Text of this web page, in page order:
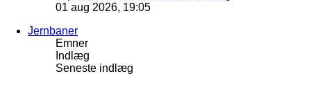
01 aug 2026, 19:05
Jernbaner
Emner
Indlæg
Seneste indlæg